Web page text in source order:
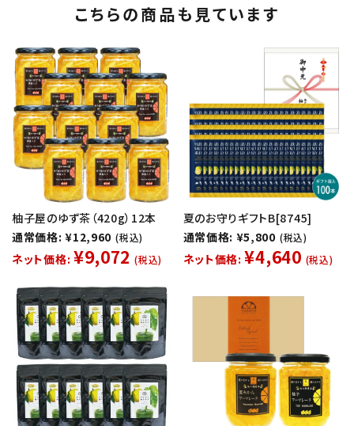
こちらの商品も見ています
柚子屋のゆず茶（420g）12本
通常価格: ¥12,960 (税込)
ネット価格: ¥9,072 (税込)
夏のお守りギフトB[8745]
通常価格: ¥5,800 (税込)
ネット価格: ¥4,640 (税込)